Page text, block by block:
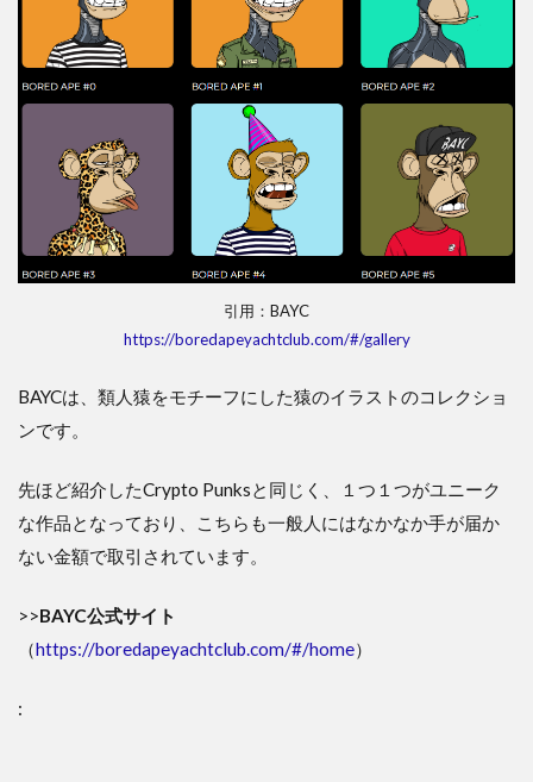
引用：BAYC
https://boredapeyachtclub.com/#/gallery
BAYCは、類人猿をモチーフにした猿のイラストのコレクショ
ンです。
先ほど紹介したCrypto Punksと同じく、１つ１つがユニーク
な作品となっており、こちらも一般人にはなかなか手が届か
ない金額で取引されています。
>>BAYC公式サイト
（https://boredapeyachtclub.com/#/home）
: